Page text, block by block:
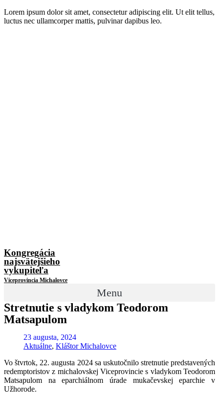
Lorem ipsum dolor sit amet, consectetur adipiscing elit. Ut elit tellus,
luctus nec ullamcorper mattis, pulvinar dapibus leo.
Kongregácia
najsvätejšieho
vykupiteľa
Viceprovincia Michalovce
Menu
Stretnutie s vladykom Teodorom
Matsapulom
23 augusta, 2024
Aktuálne, Kláštor Michalovce
Vo štvrtok, 22. augusta 2024 sa uskutočnilo stretnutie predstavených
redemptoristov z michalovskej Viceprovincie s vladykom Teodorom
Matsapulom na eparchiálnom úrade mukačevskej eparchie v
Užhorode.